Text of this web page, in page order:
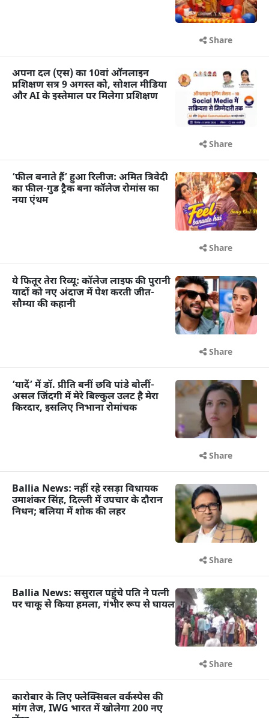
Share
अपना दल (एस) का 10वां ऑनलाइन
प्रशिक्षण सत्र 9 अगस्त को, सोशल मीडिया
और AI के इस्तेमाल पर मिलेगा प्रशिक्षण
Share
‘फील बनाते हैं’ हुआ रिलीज: अमित त्रिवेदी
का फील-गुड ट्रैक बना कॉलेज रोमांस का
नया एंथम
Share
ये फितूर तेरा रिव्यू: कॉलेज लाइफ की पुरानी
यादों को नए अंदाज में पेश करती जीत-
सौम्या की कहानी
Share
‘यादें’ में डॉ. प्रीति बनीं छवि पांडे बोलीं-
असल जिंदगी में मेरे बिल्कुल उलट है मेरा
किरदार, इसलिए निभाना रोमांचक
Share
Ballia News: नहीं रहे रसड़ा विधायक
उमाशंकर सिंह, दिल्ली में उपचार के दौरान
निधन; बलिया में शोक की लहर
Share
Ballia News: ससुराल पहुंचे पति ने पत्नी
पर चाकू से किया हमला, गंभीर रूप से घायल
Share
कारोबार के लिए फ्लेक्सिबल वर्कस्पेस की
मांग तेज, IWG भारत में खोलेगा 200 नए